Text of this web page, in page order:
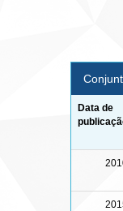
Data de